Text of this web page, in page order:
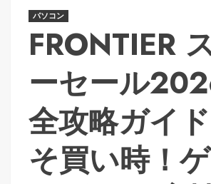
パソコン
FRONTIER
ーセール
全攻略ガイ
そ買い時！